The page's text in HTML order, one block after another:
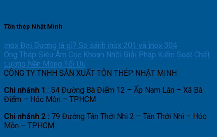
Tôn thép Nhật Minh
Inox Đại Dương là gì? So sánh inox 201 và inox 304
Ống Thép Siêu Âm Cọc Khoan Nhồi Giải Pháp Kiểm Soát Chất
Lượng Nền Móng Tối Ưu
CÔNG TY TNHH SẢN XUẤT TÔN THÉP NHẬT MINH
Chi nhánh 1 : 54 Đường Bà Điểm 12 – Ấp Nam Lân – Xã Bà
Điểm – Hóc Môn – TPHCM
Chi nhánh 2 : 79 Đường Tân Thới Nhì 2 – Tân Thới Nhì – Hóc
Môn – TPHCM